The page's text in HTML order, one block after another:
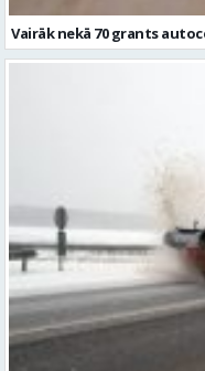
Autobraucēju ievērībai:
grants seguma autoceļi var